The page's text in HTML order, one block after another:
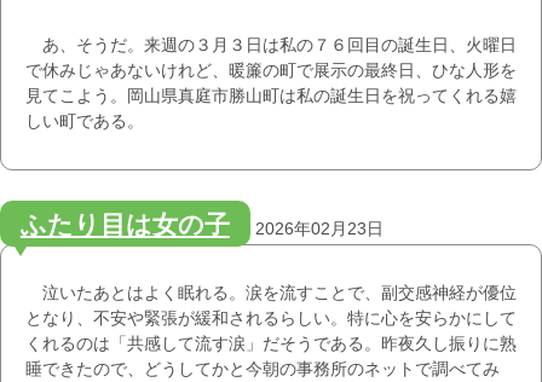
あ、そうだ。来週の３月３日は私の７６回目の誕生日、火曜日
で休みじゃあないけれど、暖簾の町で展示の最終日、ひな人形を
見てこよう。岡山県真庭市勝山町は私の誕生日を祝ってくれる嬉
しい町である。
ふたり目は女の子 2026年02月23日
泣いたあとはよく眠れる。涙を流すことで、副交感神経が優位
となり、不安や緊張が緩和されるらしい。特に心を安らかにして
くれるのは「共感して流す涙」だそうである。昨夜久し振りに熟
睡できたので、どうしてかと今朝の事務所のネットで調べてみ